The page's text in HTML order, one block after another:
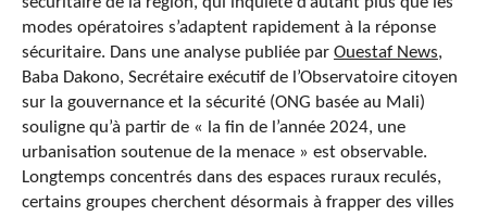
modes opératoires s’adaptent rapidement à la réponse
sécuritaire. Dans une analyse publiée par Ouestaf News,
Baba Dakono, Secrétaire exécutif de l’Observatoire citoyen
sur la gouvernance et la sécurité (ONG basée au Mali)
souligne qu’à partir de « la fin de l’année 2024, une
urbanisation soutenue de la menace » est observable.
Longtemps concentrés dans des espaces ruraux reculés,
certains groupes cherchent désormais à frapper des villes